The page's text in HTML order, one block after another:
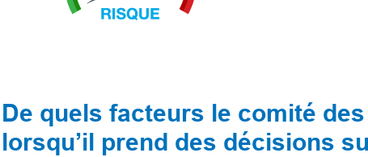
De quels facteurs le comité
lorsqu’il prend des décisions